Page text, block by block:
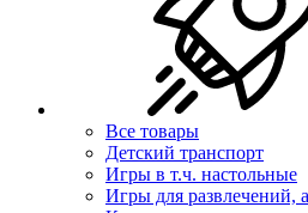
Все товары
Детский транспорт
Игры в т.ч. настольные
Игры для развлечений,